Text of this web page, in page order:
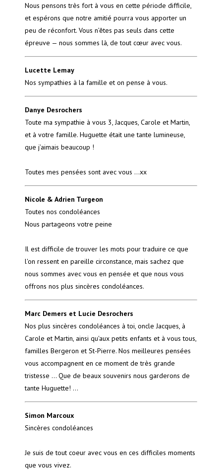
Nous pensons très fort à vous en cette période difficile,
et espérons que notre amitié pourra vous apporter un
peu de réconfort. Vous n’êtes pas seuls dans cette
épreuve — nous sommes là, de tout cœur avec vous.
Lucette Lemay
Nos sympathies à la famille et on pense à vous.
Danye Desrochers
Toute ma sympathie à vous 3, Jacques, Carole et Martin,
et à votre famille. Huguette était une tante lumineuse,
que j’aimais beaucoup !
Toutes mes pensées sont avec vous …xx
Nicole & Adrien Turgeon
Toutes nos condoléances
Nous partageons votre peine
Il est difficile de trouver les mots pour traduire ce que
l'on ressent en pareille circonstance, mais sachez que
nous sommes avec vous en pensée et que nous vous
offrons nos plus sincères condoléances.
Marc Demers et Lucie Desrochers
Nos plus sincères condoléances à toi, oncle Jacques, à
Carole et Martin, ainsi qu'aux petits enfants et à vous tous,
familles Bergeron et St-Pierre. Nos meilleures pensées
vous accompagnent en ce moment de très grande
tristesse ... Que de beaux souvenirs nous garderons de
tante Huguette! ...
Simon Marcoux
Sincères condoléances
Je suis de tout coeur avec vous en ces difficiles moments
que vous vivez.